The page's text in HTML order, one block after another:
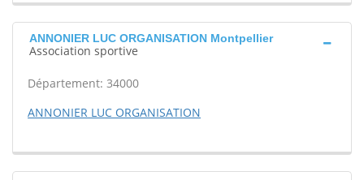
ANNONIER LUC ORGANISATION Montpellier
Association sportive
Département: 34000
ANNONIER LUC ORGANISATION